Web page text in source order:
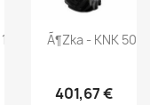
80-15.3 139A8
Ã¶zka - KNK 50 -
401,67 €